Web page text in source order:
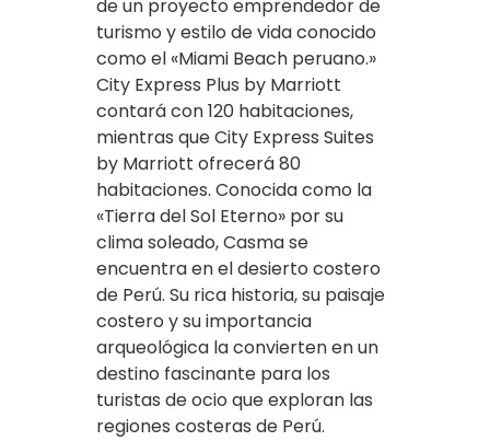
de un proyecto emprendedor de
turismo y estilo de vida conocido
como el «Miami Beach peruano.»
City Express Plus by Marriott
contará con 120 habitaciones,
mientras que City Express Suites
by Marriott ofrecerá 80
habitaciones. Conocida como la
«Tierra del Sol Eterno» por su
clima soleado, Casma se
encuentra en el desierto costero
de Perú. Su rica historia, su paisaje
costero y su importancia
arqueológica la convierten en un
destino fascinante para los
turistas de ocio que exploran las
regiones costeras de Perú.